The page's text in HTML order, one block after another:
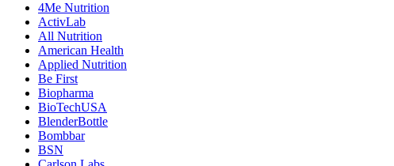
4Me Nutrition
ActivLab
All Nutrition
American Health
Applied Nutrition
Be First
Biopharma
BioTechUSA
BlenderBottle
Bombbar
BSN